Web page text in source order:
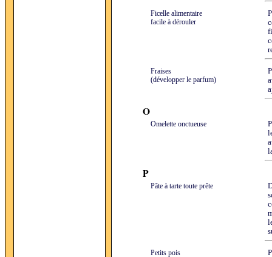
Ficelle alimentaire
facile à dérouler
Fraises
(développer le parfum)
O
Omelette onctueuse
P
Pâte à tarte toute prête
Petits pois